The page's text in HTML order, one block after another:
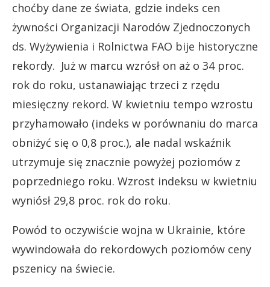
choćby dane ze świata, gdzie indeks cen
żywności Organizacji Narodów Zjednoczonych
ds. Wyżywienia i Rolnictwa FAO bije historyczne
rekordy. Już w marcu wzrósł on aż o 34 proc.
rok do roku, ustanawiając trzeci z rzędu
miesięczny rekord. W kwietniu tempo wzrostu
przyhamowało (indeks w porównaniu do marca
obniżyć się o 0,8 proc.), ale nadal wskaźnik
utrzymuje się znacznie powyżej poziomów z
poprzedniego roku. Wzrost indeksu w kwietniu
wyniósł 29,8 proc. rok do roku.
Powód to oczywiście wojna w Ukrainie, które
wywindowała do rekordowych poziomów ceny
pszenicy na świecie.